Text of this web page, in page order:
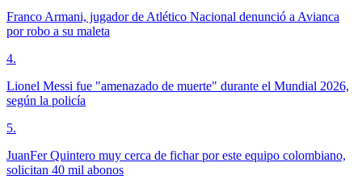
Franco Armani, jugador de Atlético Nacional denunció a Avianca
por robo a su maleta
4.
Lionel Messi fue "amenazado de muerte" durante el Mundial 2026,
según la policía
5.
JuanFer Quintero muy cerca de fichar por este equipo colombiano,
solicitan 40 mil abonos